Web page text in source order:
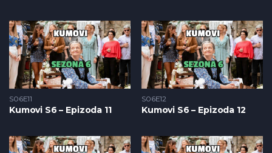
S06E11
Kumovi S6 – Epizoda 11
S06E12
Kumovi S6 – Epizoda 12